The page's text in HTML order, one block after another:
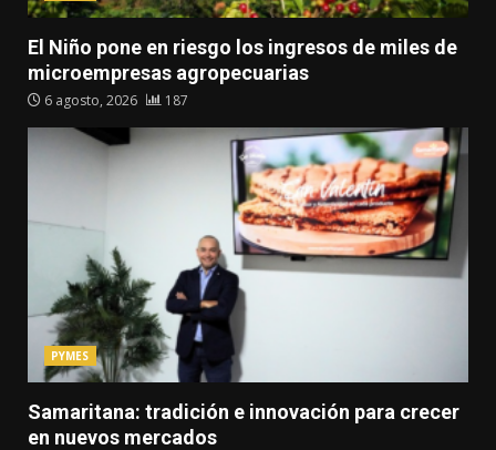
El Niño pone en riesgo los ingresos de miles de
microempresas agropecuarias
6 agosto, 2026 187
PYMES
Samaritana: tradición e innovación para crecer
en nuevos mercados